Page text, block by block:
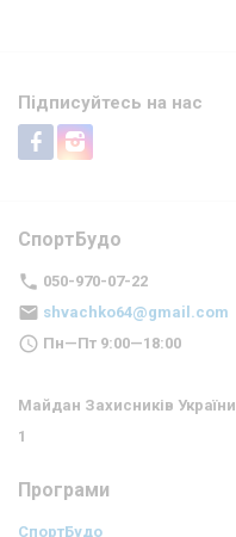
Підписуйтесь на нас
СпортБудо
050-970-07-22
shvachko64@gmail.com
Пн—Пт 9:00—18:00
Майдан Захисників
1
Програми
СпортБудо